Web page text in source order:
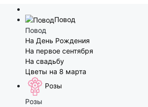
Повод
Повод
На День Рождения
На первое сентября
На свадьбу
Цветы на 8 марта
Розы
Розы